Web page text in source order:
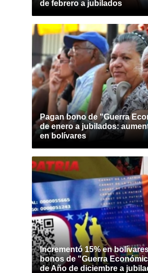
de febrero a jubilados
Pagan bono de "Guerra
de enero a jubilados:
en bolívares
Incrementó 15% en
bonos de "Guerra
de Año de diciembre a